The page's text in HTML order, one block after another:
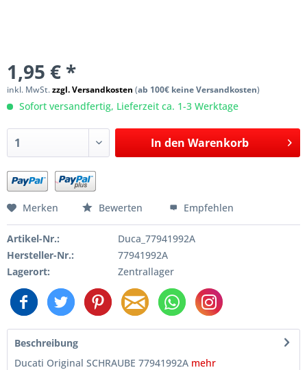
1,95 € *
inkl. MwSt.zzgl. Versandkosten (ab 100€ keine Versandkosten)
Sofort versandfertig, Lieferzeit ca. 1-3 Werktage
In den Warenkorb
Merken Bewerten Empfehlen
Artikel-Nr.:
Duca_77941992A
Hersteller-Nr.:
77941992A
Lagerort:
Zentrallager
Beschreibung
Ducati Original SCHRAUBE 77941992A mehr